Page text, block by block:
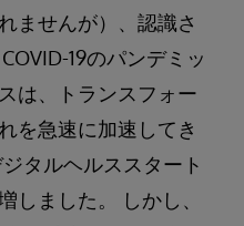
ませんが）、認識さ
19のパンデミッ
は、トランスフォー
を急速に加速してき
タルヘルススタート
しました。 しかし、